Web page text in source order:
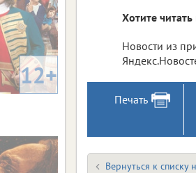
Хотите
Новости из
Печать
Вернуться к списку
12+